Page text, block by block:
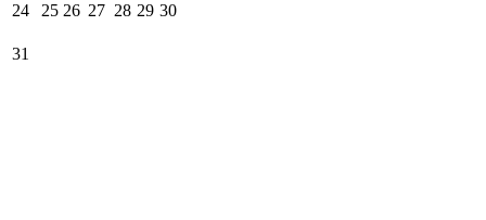
24 25 26 27 28 29 30
31